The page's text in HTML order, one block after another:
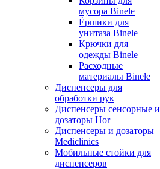
мусора Binele
Ёршики для
унитаза Binele
Крючки для
одежды Binele
Расходные
материалы Binele
Диспенсеры для
обработки рук
Диспенсеры сенсорные и
дозаторы Hor
Диспенсеры и дозаторы
Mediclinics
Мобильные стойки для
диспенсеров